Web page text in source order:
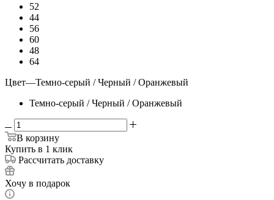
52
44
56
60
48
64
Цвет—Темно-серый / Черный / Оранжевый
Темно-серый / Черный / Оранжевый
В корзину
Купить в 1 клик
Рассчитать доставку
Хочу в подарок